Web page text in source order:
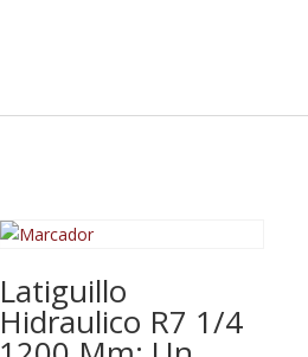
Latiguillo
Hidraulico R7 1/4